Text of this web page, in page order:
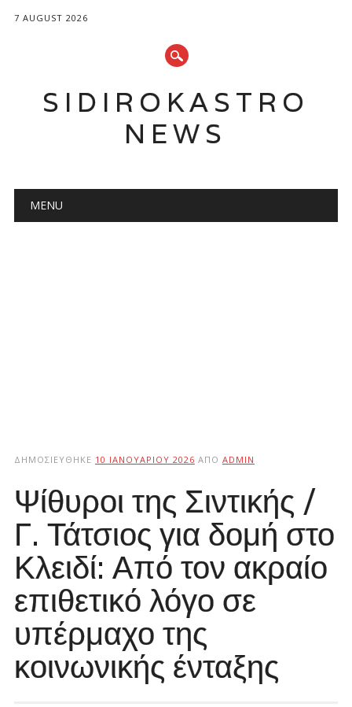
7 AUGUST 2026
SIDIROKASTRO
NEWS
Main menu
MENU
ΔΗΜΟΣΙΕΎΘΗΚΕ 10 ΙΑΝΟΥΑΡΊΟΥ 2026 ΑΠΌ ADMIN
Ψίθυροι της Σιντικής /
Γ. Τάτσιος για δομή στο
Κλειδί: Από τον ακραίο
επιθετικό λόγο σε
υπέρμαχο της
κοινωνικής ένταξης